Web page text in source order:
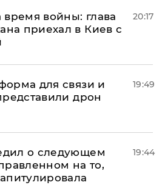
войны: глава
приехал в Киев с
20:17
для связи и
дрон
19:49
о следующем
на то,
19:44